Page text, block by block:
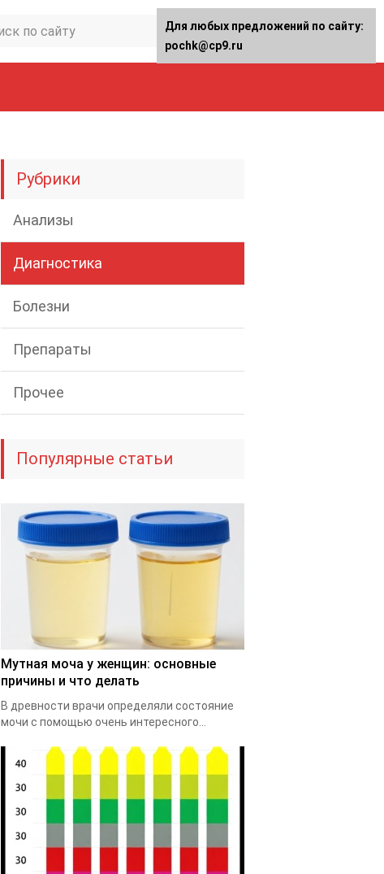
Рубрики
Анализы
Диагностика
Болезни
Препараты
Прочее
Популярные статьи
Мутная моча у женщин: основные
причины и что делать
В древности врачи определяли состояние
мочи с помощью очень интересного...
Для любых предложений по сайту:
pochk@cp9.ru